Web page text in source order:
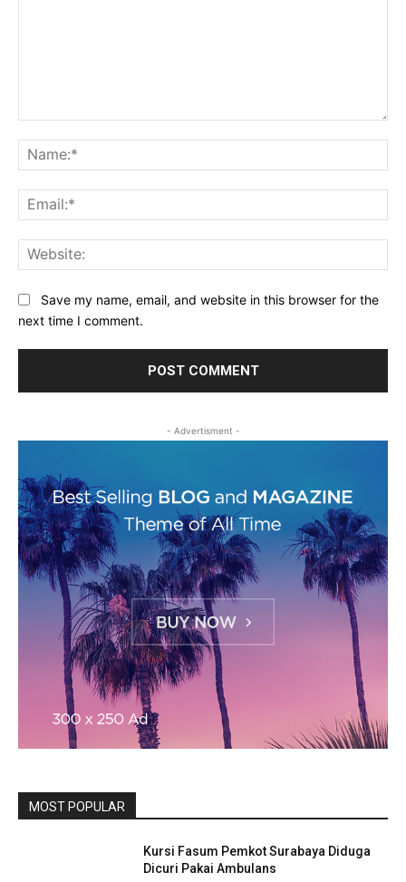
Save my name, email, and website in this browser for the
next time I comment.
- Advertisment -
MOST POPULAR
Kursi Fasum Pemkot Surabaya Diduga
Dicuri Pakai Ambulans